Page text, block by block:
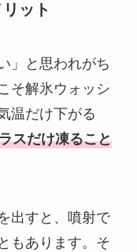
ット
」と思われがち
そ解氷ウォッシ
温だけ下がる
スだけ凍ること
出すと、噴射で
もあります。そ